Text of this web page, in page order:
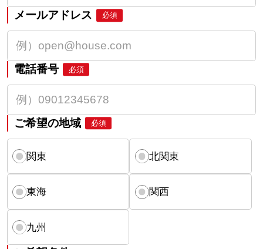
メールアドレス 必須
電話番号 必須
ご希望の地域 必須
関東 北関東
東海 関西
九州